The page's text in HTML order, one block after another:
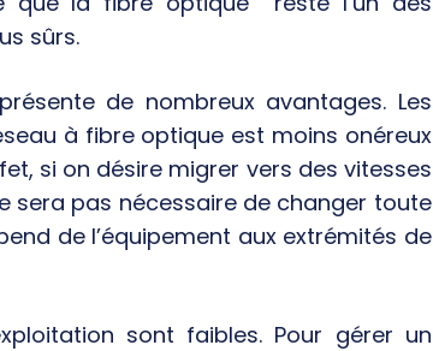
sûrs.
de nombreux avantages. Les
à fibre optique est moins onéreux
si on désire migrer vers des vitesses
sera pas nécessaire de changer toute
de l’équipement aux extrémités de
sont faibles. Pour gérer un